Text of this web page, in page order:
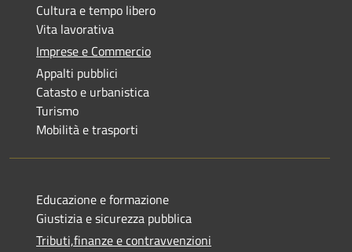
Cultura e tempo libero
Vita lavorativa
Imprese e Commercio
Appalti pubblici
Catasto e urbanistica
Turismo
Mobilità e trasporti
Educazione e formazione
Giustizia e sicurezza pubblica
Tributi,finanze e contravvenzioni